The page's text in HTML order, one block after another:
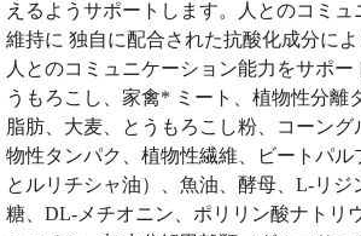
えるようサポートします。人とのコミ
維持に 独自に配合された抗酸化成分に
人とのコミュニケーション能力をサポー
うもろこし、家禽* ミート、植物性分離
脂肪、大麦、とうもろこし粉、コーン
物性タンパク、植物性繊維、ビートパル
とルリチシャ油）、魚油、酵母、L-リジ
糖、DL-メチオニン、ポリリン酸ナトリ